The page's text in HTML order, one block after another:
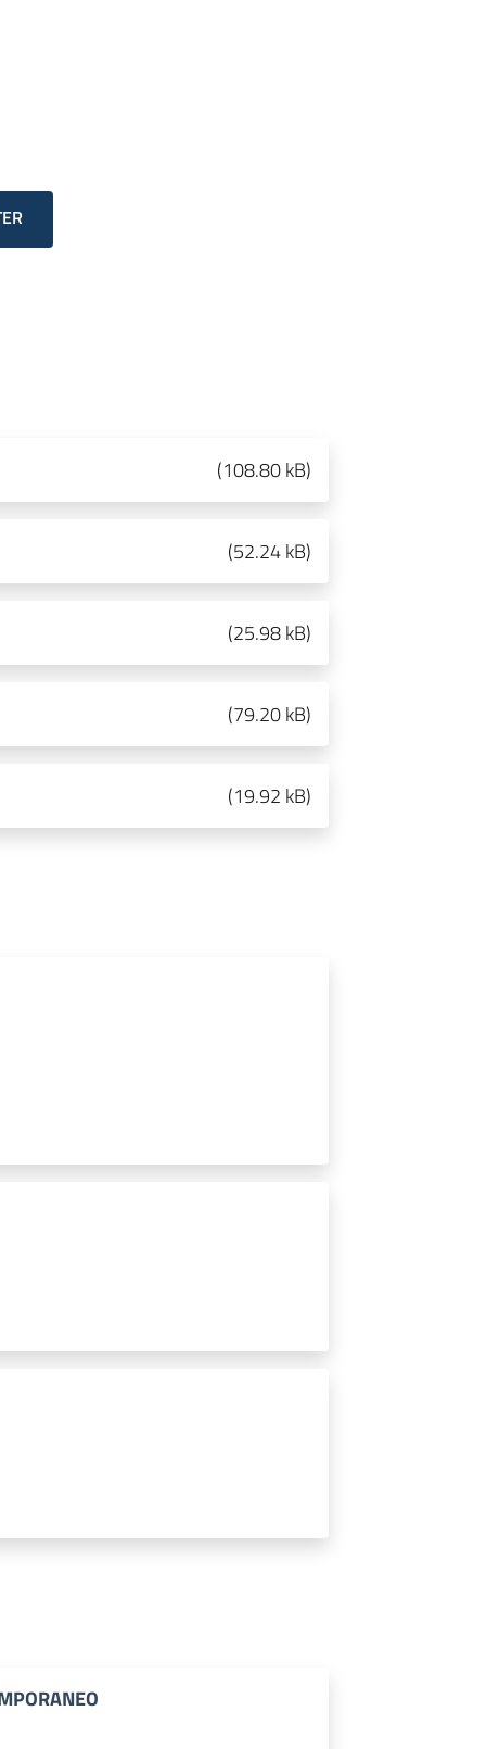
(108.80 kB)
(52.24 kB)
(25.98 kB)
(79.20 kB)
(19.92 kB)